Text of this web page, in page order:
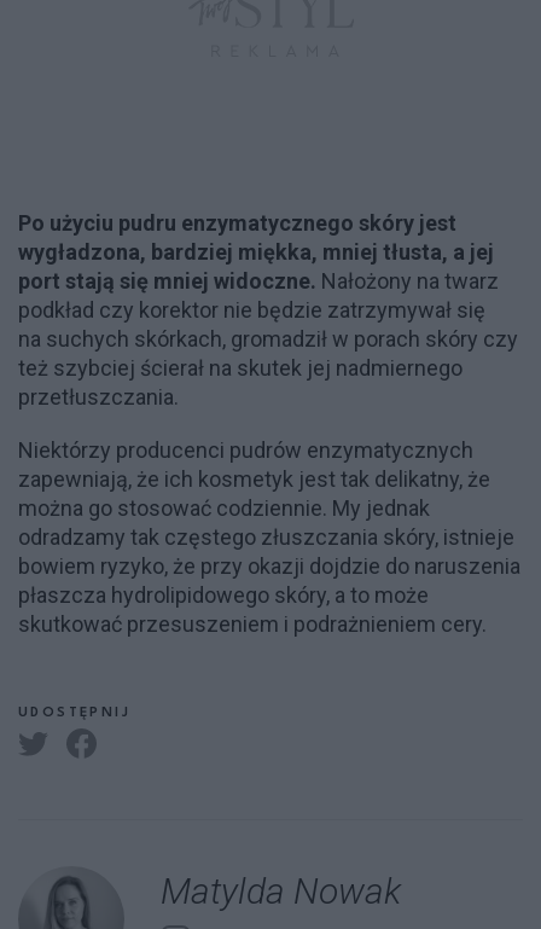
Po użyciu pudru enzymatycznego skóry jest
wygładzona, bardziej miękka, mniej tłusta, a jej
port stają się mniej widoczne. Nałożony na twarz
podkład czy korektor nie będzie zatrzymywał się
na suchych skórkach, gromadził w porach skóry czy
też szybciej ścierał na skutek jej nadmiernego
przetłuszczania.
Niektórzy producenci pudrów enzymatycznych
zapewniają, że ich kosmetyk jest tak delikatny, że
można go stosować codziennie. My jednak
odradzamy tak częstego złuszczania skóry, istnieje
bowiem ryzyko, że przy okazji dojdzie do naruszenia
płaszcza hydrolipidowego skóry, a to może
skutkować przesuszeniem i podrażnieniem cery.
UDOSTĘPNIJ
Matylda Nowak